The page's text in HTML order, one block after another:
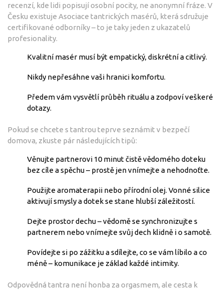
recenzí, kde lidi popisují osobní pocity, ne anonymní fráze. V
Česku existuje Asociace tantrických masérů, která sdružuje
certifikované odborníky – to je taky jeden z ukazatelů
profesionality.
Kvalitní masér musí být empatický, diskrétní a citlivý.
Nikdy nepřesáhne vaši hranici komfortu.
Předem vám vysvětlí průběh rituálu a zodpoví veškeré
dotazy.
Pokud se chcete s tantrou teprve seznámit v bezpečí
domova, zkuste pár následujících tipů:
Věnujte partnerovi 10 minut čistě vědomého doteku
bez cíle a spěchu – prostě jen vnímejte a nehodnoťte.
Použijte aromaterapii nebo přírodní olej. Vonné silice
aktivují smysly a dotek se stane hlubší záležitostí.
Dejte prostor dechu – vědomě se synchronizujte s
partnerem nebo vnímejte svůj dech klidně i o samotě.
Povídejte si po zážitku a sdílejte, co se vám líbilo a co
méně – komunikace je základ každé intimity.
Odpovědná tantra není honba za orgasmem, ale cesta k